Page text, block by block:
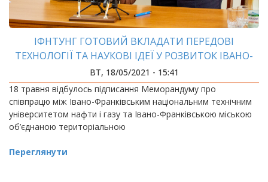
ІФНТУНГ ГОТОВИЙ ВКЛАДАТИ ПЕРЕДОВІ
ТЕХНОЛОГІЇ ТА НАУКОВІ ІДЕЇ У РОЗВИТОК ІВАНО-
ФРАНКІВСЬКОЇ МОТГ
ВТ, 18/05/2021 - 15:41
18 травня відбулось підписання Меморандуму про
співпрацю між Івано-Франківським національним технічним
університетом нафти і газу та Івано-Франківською міською
об’єднаною територіальною
Переглянути